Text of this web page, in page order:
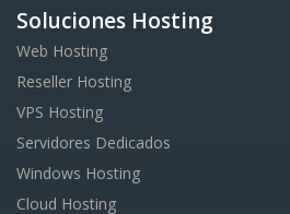
Soluciones Hosting
Web Hosting
Reseller Hosting
VPS Hosting
Servidores Dedicados
Windows Hosting
Cloud Hosting